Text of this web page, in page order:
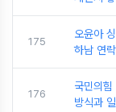
175
오윤아
하남 연
176
국민의
방식과